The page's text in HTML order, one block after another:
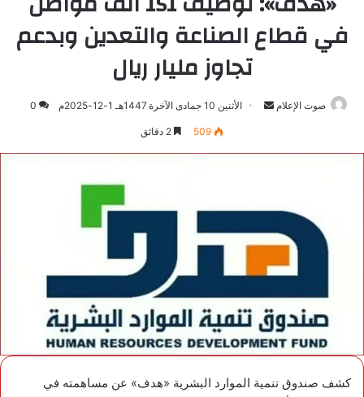
في قطاع الصناعة والتعدين وبدعم
تجاوز مليار ريال
صوت الإعلام
أرسلالأثنين 10 جمادى الآخرة 1447هـ 1-12-2025م 0
509
كشف صندوق تنمية الموارد البشرية «هدف» عن مساهمته في